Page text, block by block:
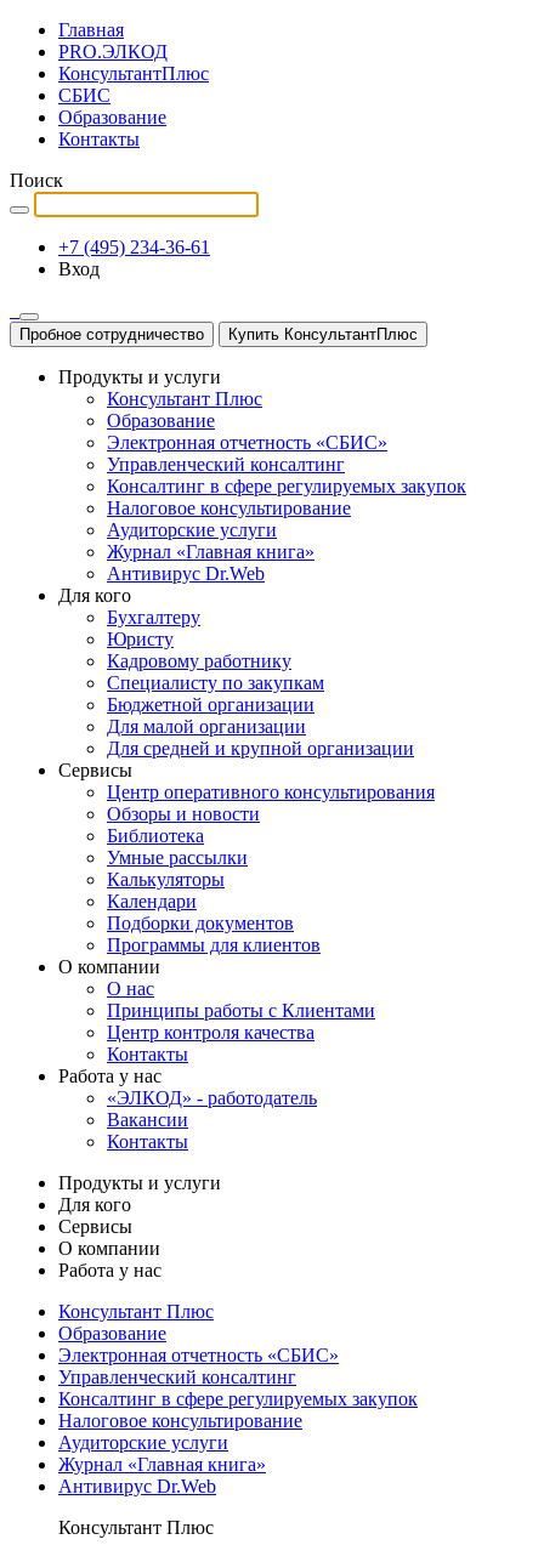
Главная
PRO.ЭЛКОД
КонсультантПлюс
СБИС
Образование
Контакты
Поиск
+7 (495) 234-36-61
Вход
Пробное сотрудничество Купить КонсультантПлюс
Продукты и услуги
Консультант Плюс
Образование
Электронная отчетность «СБИС»
Управленческий консалтинг
Консалтинг в сфере регулируемых закупок
Налоговое консультирование
Аудиторские услуги
Журнал «Главная книга»
Антивирус Dr.Web
Для кого
Бухгалтеру
Юристу
Кадровому работнику
Специалисту по закупкам
Бюджетной организации
Для малой организации
Для средней и крупной организации
Сервисы
Центр оперативного консультирования
Обзоры и новости
Библиотека
Умные рассылки
Калькуляторы
Календари
Подборки документов
Программы для клиентов
О компании
О нас
Принципы работы с Клиентами
Центр контроля качества
Контакты
Работа у нас
«ЭЛКОД» - работодатель
Вакансии
Контакты
Продукты и услуги
Для кого
Сервисы
О компании
Работа у нас
Консультант Плюс
Образование
Электронная отчетность «СБИС»
Управленческий консалтинг
Консалтинг в сфере регулируемых закупок
Налоговое консультирование
Аудиторские услуги
Журнал «Главная книга»
Антивирус Dr.Web
Консультант Плюс